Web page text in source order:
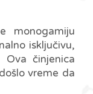
monogamiju
isključivu,
Ova činjenica
vreme da